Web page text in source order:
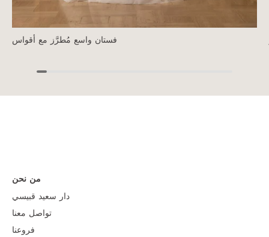
فستان واسع مُطرَّز مع أقواس
من نحن
دار سعيد قبيسي
تواصل معنا
فروعنا